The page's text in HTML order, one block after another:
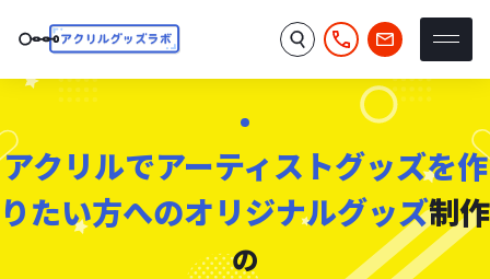
アクリルでアーティストグッズを作
りたい方へのオリジナルグッズ制作
の